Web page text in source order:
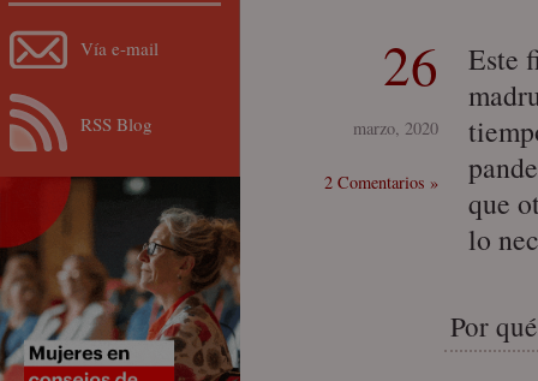
26
marzo, 2020
2 Comentarios »
Este
que
lo
Por
Vía e-mail
RSS Blog